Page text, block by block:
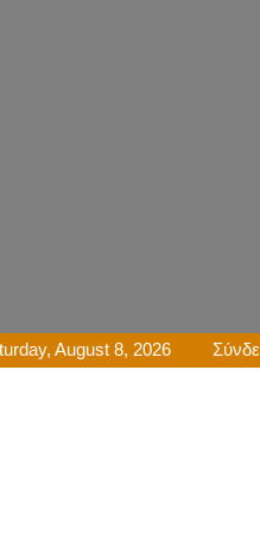
August 8, 2026